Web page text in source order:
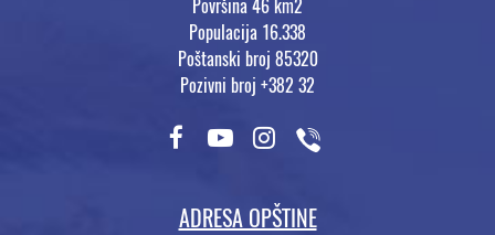
Površina 46 km2
Populacija 16.338
Poštanski broj 85320
Pozivni broj +382 32
ADRESA OPŠTINE